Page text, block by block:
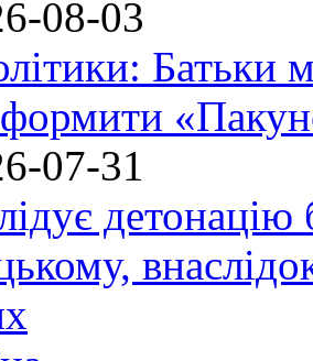
08-03
Батьки
07-31
детонацію